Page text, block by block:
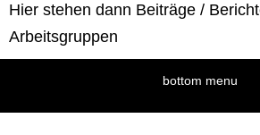
Hier stehen dann Beiträge /
Arbeitsgruppen
bottom menu